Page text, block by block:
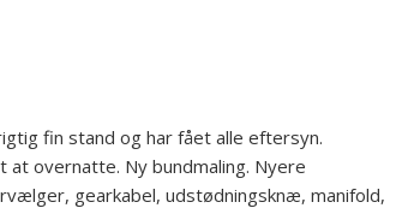
fin stand og har fået alle eftersyn.
overnatte. Ny bundmaling. Nyere
gearkabel, udstødningsknæ, manifold,